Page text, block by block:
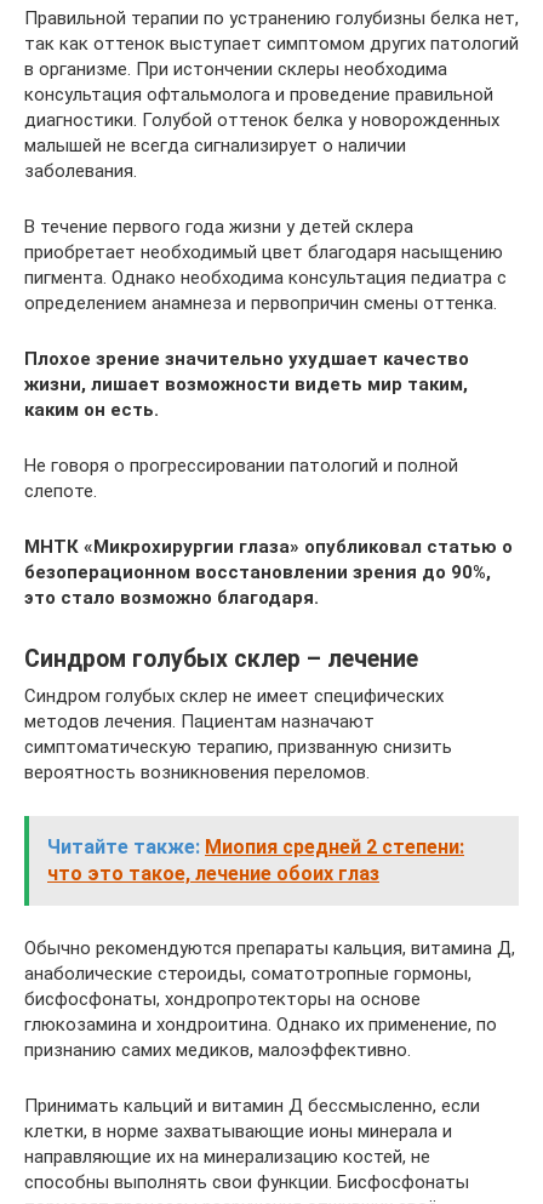
Правильной терапии по устранению голубизны белка нет,
так как оттенок выступает симптомом других патологий
в организме. При истончении склеры необходима
консультация офтальмолога и проведение правильной
диагностики. Голубой оттенок белка у новорожденных
малышей не всегда сигнализирует о наличии
заболевания.
В течение первого года жизни у детей склера
приобретает необходимый цвет благодаря насыщению
пигмента. Однако необходима консультация педиатра с
определением анамнеза и первопричин смены оттенка.
Плохое зрение значительно ухудшает качество
жизни, лишает возможности видеть мир таким,
каким он есть.
Не говоря о прогрессировании патологий и полной
слепоте.
МНТК «Микрохирургии глаза» опубликовал статью о
безоперационном восстановлении зрения до 90%,
это стало возможно благодаря.
Синдром голубых склер – лечение
Синдром голубых склер не имеет специфических
методов лечения. Пациентам назначают
симптоматическую терапию, призванную снизить
вероятность возникновения переломов.
Читайте также: Миопия средней 2 степени:
что это такое, лечение обоих глаз
Обычно рекомендуются препараты кальция, витамина Д,
анаболические стероиды, соматотропные гормоны,
бисфосфонаты, хондропротекторы на основе
глюкозамина и хондроитина. Однако их применение, по
признанию самих медиков, малоэффективно.
Принимать кальций и витамин Д бессмысленно, если
клетки, в норме захватывающие ионы минерала и
направляющие их на минерализацию костей, не
способны выполнять свои функции. Бисфосфонаты